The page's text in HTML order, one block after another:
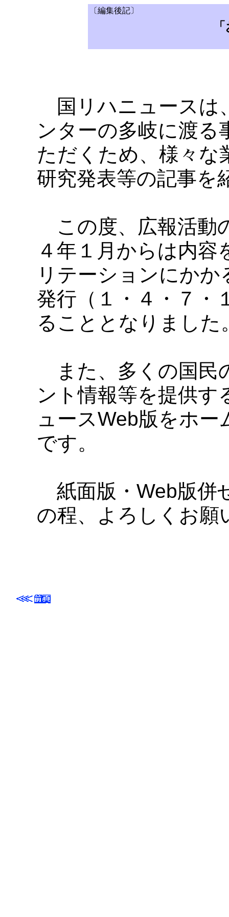
〔編集後記〕
国リハニュースは
ンターの多岐に渡る
ただくため、様々な
研究発表等の記事を
この度、広報活動
４年１月からは内
リテーションにか
発行（１・４・７・
ることとなりました
また、多くの国民
ント情報等を提供す
ュースWeb版をホ
です。
紙面版・Web版併
の程、よろしくお願